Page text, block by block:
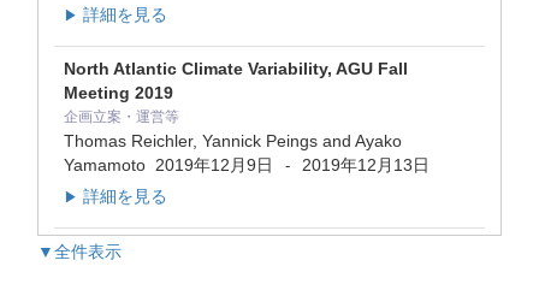
▶ 詳細を見る
North Atlantic Climate Variability, AGU Fall
Meeting 2019
企画立案・運営等
Thomas Reichler, Yannick Peings and Ayako
Yamamoto 2019年12月9日 - 2019年12月13日
▶ 詳細を見る
▼全件表示